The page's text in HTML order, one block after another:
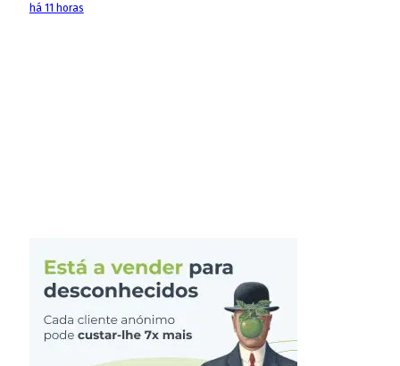
há 11 horas